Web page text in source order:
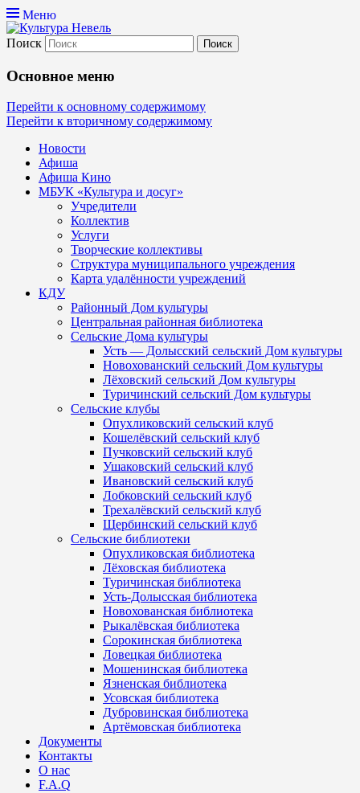
Меню
Культура Невель
МБУК Невельского района "Культура
и досуг"
Поиск
Основное меню
Перейти к основному содержимому
Перейти к вторичному содержимому
Новости
Афиша
Афиша Кино
МБУК «Культура и досуг»
Учредители
Коллектив
Услуги
Творческие коллективы
Структура муниципального учреждения
Карта удалённости учреждений
КДУ
Районный Дом культуры
Центральная районная библиотека
Сельские Дома культуры
Усть — Долысский сельский Дом культуры
Новохованский сельский Дом культуры
Лёховский сельский Дом культуры
Туричинский сельский Дом культуры
Сельские клубы
Опухликовский сельский клуб
Кошелёвский сельский клуб
Пучковский сельский клуб
Ушаковский сельский клуб
Ивановский сельский клуб
Лобковский сельский клуб
Трехалёвский сельский клуб
Щербинский сельский клуб
Сельские библиотеки
Опухликовская библиотека
Лёховская библиотека
Туричинская библиотека
Усть-Долысская библиотека
Новохованская библиотека
Рыкалёвская библиотека
Сорокинская библиотека
Ловецкая библиотека
Мошенинская библиотека
Язненская библиотека
Усовская библиотека
Дубровинская библиотека
Артёмовская библиотека
Документы
Контакты
О нас
F.A.Q